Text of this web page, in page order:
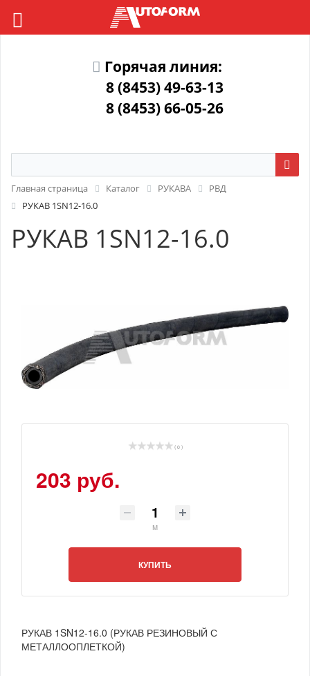
Горячая линия:
8 (8453) 49-63-13
8 (8453) 66-05-26
Главная страница Каталог РУКАВА
РВД
РУКАВ 1SN12-16.0
РУКАВ 1SN12-16.0
( 0 )
203 руб.
м
КУПИТЬ
РУКАВ 1SN12-16.0 (РУКАВ РЕЗИНОВЫЙ С
МЕТАЛЛООПЛЕТКОЙ)